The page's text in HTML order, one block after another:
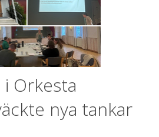
i Orkesta
nya tankar